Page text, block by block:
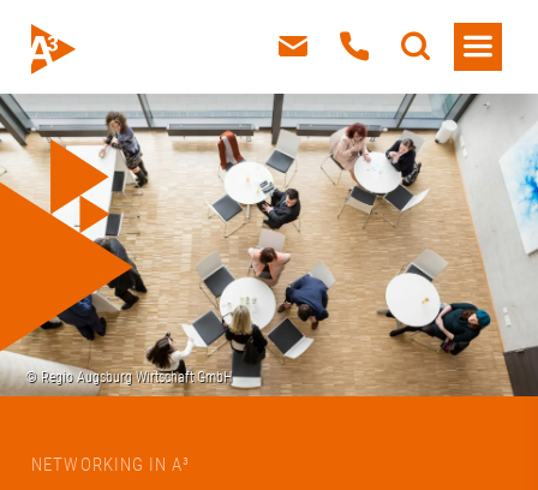
NETWORKING IN A³